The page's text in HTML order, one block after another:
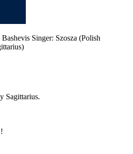
Singer: Szosza (Polish
Sagittarius.